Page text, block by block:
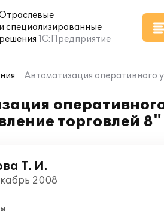
и специализированные
решения 1С:Предприятие
Автоматизация оперативного
торговлей 8"
Т. И.
2008